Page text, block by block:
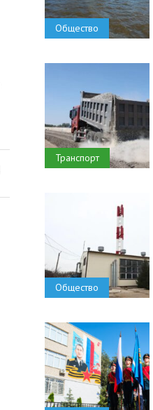
Общество
Транспорт
Общество